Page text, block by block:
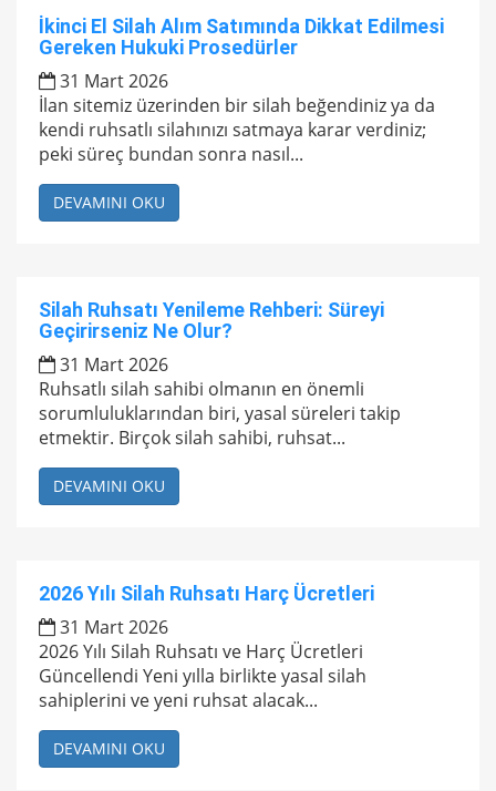
İkinci El Silah Alım Satımında Dikkat Edilmesi
Gereken Hukuki Prosedürler
31 Mart 2026
İlan sitemiz üzerinden bir silah beğendiniz ya da
kendi ruhsatlı silahınızı satmaya karar verdiniz;
peki süreç bundan sonra nasıl...
DEVAMINI OKU
Silah Ruhsatı Yenileme Rehberi: Süreyi
Geçirirseniz Ne Olur?
31 Mart 2026
Ruhsatlı silah sahibi olmanın en önemli
sorumluluklarından biri, yasal süreleri takip
etmektir. Birçok silah sahibi, ruhsat...
DEVAMINI OKU
2026 Yılı Silah Ruhsatı Harç Ücretleri
31 Mart 2026
2026 Yılı Silah Ruhsatı ve Harç Ücretleri
Güncellendi Yeni yılla birlikte yasal silah
sahiplerini ve yeni ruhsat alacak...
DEVAMINI OKU